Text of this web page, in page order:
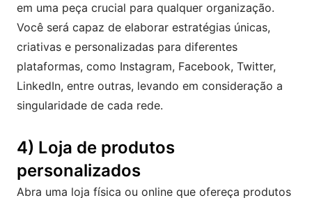
em uma peça crucial para qualquer organização.
Você será capaz de elaborar estratégias únicas,
criativas e personalizadas para diferentes
plataformas, como Instagram, Facebook, Twitter,
LinkedIn, entre outras, levando em consideração a
singularidade de cada rede.
4) Loja de produtos
personalizados
Abra uma loja física ou online que ofereça produtos